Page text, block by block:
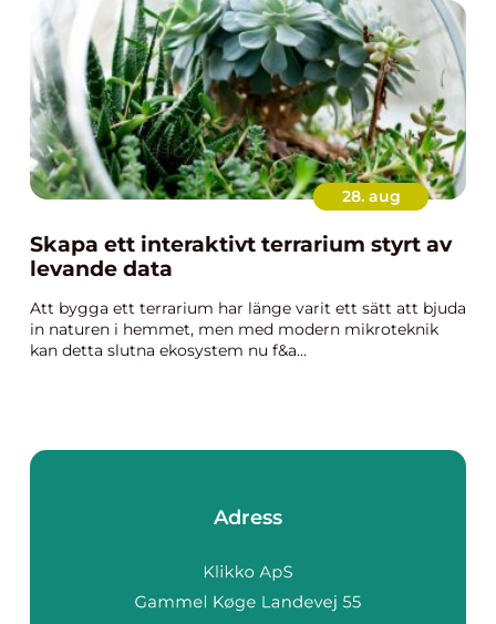
28. aug
Skapa ett interaktivt terrarium styrt av
levande data
Att bygga ett terrarium har länge varit ett sätt att bjuda
in naturen i hemmet, men med modern mikroteknik
kan detta slutna ekosystem nu f&a...
Adress